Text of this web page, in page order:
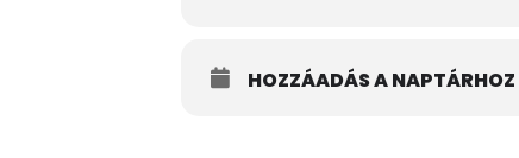
HOZZÁADÁS A NAPTÁRHOZ